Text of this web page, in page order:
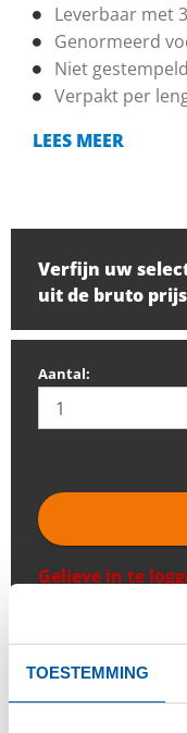
TOESTEMMING
Leverbaar met
Genormeerd
Niet gestempeld
Verpakt per
LEES MEER
Verfijn uw
uit de bruto
Aantal:
Gelieve in te